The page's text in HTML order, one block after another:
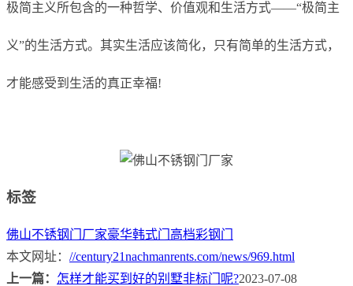
极简主义所包含的一种哲学、价值观和生活方式——“极简主
义”的生活方式。其实生活应该简化，只有简单的生活方式，
才能感受到生活的真正幸福!
标签
佛山不锈钢门厂家豪华韩式门 高档彩钢门
本文网址： //century21nachmanrents.com/news/969.html
上一篇： 怎样才能买到好的别墅非标门呢?2023-07-08